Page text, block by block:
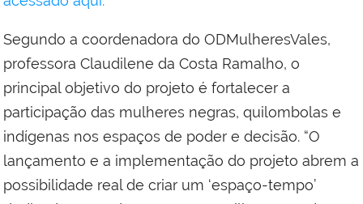
Segundo a coordenadora do ODMulheresVales,
professora Claudilene da Costa Ramalho, o
principal objetivo do projeto é fortalecer a
participação das mulheres negras, quilombolas e
indígenas nos espaços de poder e decisão. “O
lançamento e a implementação do projeto abrem a
possibilidade real de criar um ‘espaço-tempo’